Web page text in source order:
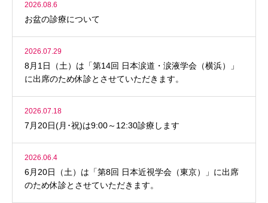
2026.08.6
お盆の診療について
2026.07.29
8月1日（土）は「第14回 日本涙道・涙液学会（横浜）」
に出席のため休診とさせていただきます。
2026.07.18
7月20日(月･祝)は9:00～12:30診療します
2026.06.4
6月20日（土）は「第8回 日本近視学会（東京）」に出席
のため休診とさせていただきます。